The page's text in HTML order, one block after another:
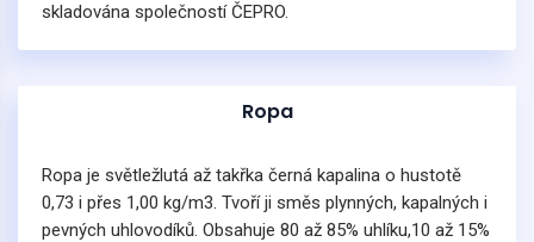
skladována společností ČEPRO.
Ropa
Ropa je světležlutá až takřka černá kapalina o hustotě
0,73 i přes 1,00 kg/m3. Tvoří ji směs plynných, kapalných i
pevných uhlovodíků. Obsahuje 80 až 85% uhlíku,10 až 15%